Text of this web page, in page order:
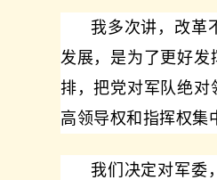
我多次讲，改革
发展，是为了更好发
排，把党对军队绝对
高领导权和指挥权集
我们决定对军委